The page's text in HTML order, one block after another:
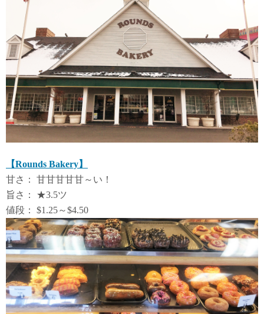
【Rounds Bakery】
甘さ： 甘甘甘甘甘～い！
旨さ： ★3.5ツ
値段： $1.25～$4.50